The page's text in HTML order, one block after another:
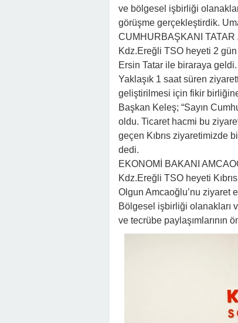
ve bölgesel işbirliği
görüşme gerçekleştirdik.
CUMHURBAŞKANI TATAR
Kdz.Ereğli TSO heyeti 2 gün
Ersin Tatar ile biraraya geldi.
Yaklaşık 1 saat süren
geliştirilmesi için fikir birliğine
Başkan Keleş; “Sayın
oldu. Ticaret hacmi bu
geçen Kıbrıs ziyaretimizde
dedi.
EKONOMİ BAKANI
Kdz.Ereğli TSO heyeti
Olgun Amcaoğlu’nu ziyaret
Bölgesel işbirliği olanakları
ve tecrübe paylaşımlarının